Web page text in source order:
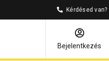
Kérdésed van?
Bejelentkezés